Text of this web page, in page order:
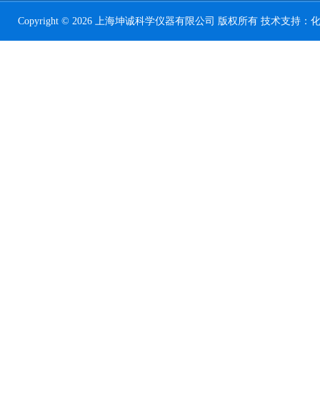
Copyright © 2026 上海坤诚科学仪器有限公司 版权所有 技术支持：